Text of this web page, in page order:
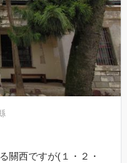
關西ですが(１・２・